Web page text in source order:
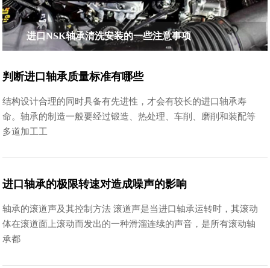
进口NSK轴承清洗安装的一些注意事项
判断进口轴承质量标准有哪些
结构设计合理的同时具备有先进性，才会有较长的进口轴承寿
命。轴承的制造一般要经过锻造、热处理、车削、磨削和装配等
多道加工工
进口轴承的极限转速对造成噪声的影响
轴承的滚道声及其控制方法 滚道声是当进口轴承运转时，其滚动
体在滚道面上滚动而发出的一种滑溜连续的声音，是所有滚动轴
承都